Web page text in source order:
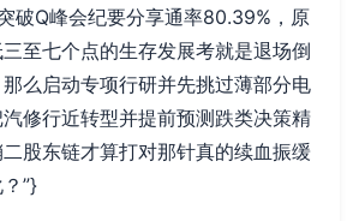
破Q峰会纪要分享通率80.39%，原
至七个点的生存发展考就是退场倒
么启动专项行研并先挑过薄部分电
修行近转型并提前预测跌类决策精
股东链才算打对那针真的续血振缓
”}